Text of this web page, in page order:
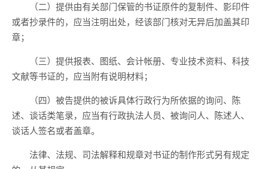
（二）提供由有关部门保管的书证原件的复制件、影印件
或者抄录件的，应当注明出处，经该部门核对无异后加盖其印
章；
（三）提供报表、图纸、会计帐册、专业技术资料、科技
文献等书证的，应当附有说明材料；
（四）被告提供的被诉具体行政行为所依据的询问、陈
述、谈话类笔录，应当有行政执法人员、被询问人、陈述人、
谈话人签名或者盖章。
法律、法规、司法解释和规章对书证的制作形式另有规定